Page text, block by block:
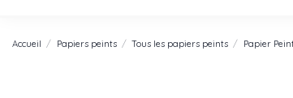
Accueil Papiers peints Tous les papiers peints Papier